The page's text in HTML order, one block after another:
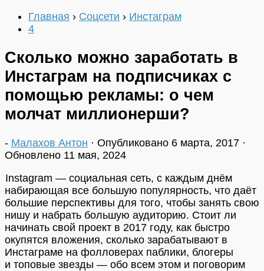
Главная › Соцсети › Инстаграм
4
Сколько можно заработать в
Инстаграм на подписчиках с
помощью рекламы: о чем
молчат миллионерши?
- Малахов Антон · Опубликовано 6 марта, 2017 ·
Обновлено 11 мая, 2024
Instagram — социальная сеть, с каждым днём
набирающая все большую популярность, что даёт
большие перспективы для того, чтобы занять свою
нишу и набрать большую аудиторию. Стоит ли
начинать свой проект в 2017 году, как быстро
окупятся вложения, cколько зарабатывают в
Инстаграме на фолловерах паблики, блогеры
и топовые звезды — обо всем этом и поговорим